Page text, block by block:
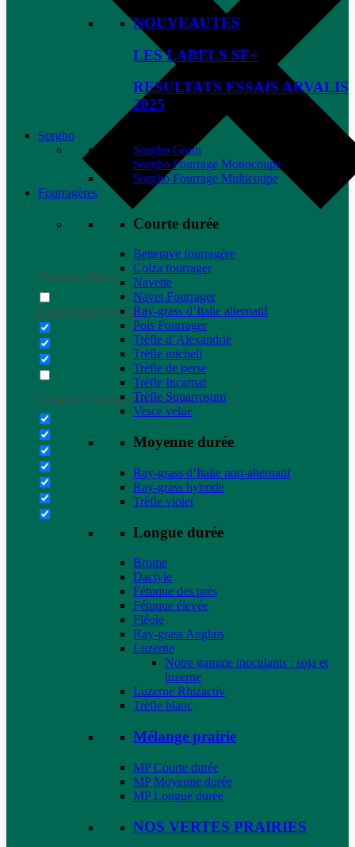
Generic filters
Exact matches only
Filter by Custom Post Type
NOUVEAUTES
LES LABELS SF+
RESULTATS ESSAIS ARVALIS
2025
Sorgho
Sorgho Grain
Sorgho Fourrage Monocoupe
Sorgho Fourrage Multicoupe
Fourragères
Courte durée
Betterave fourragère
Colza fourrager
Navette
Navet Fourrager
Ray-grass d’Italie alternatif
Pois Fourrager
Trèfle d’Alexandrie
Trèfle micheli
Trèfle de perse
Trèfle Incarnat
Trèfle Squarrosum
Vesce velue
Moyenne durée
Ray-grass d’Italie non-alternatif
Ray-grass hybride
Trèfle violet
Longue durée
Brome
Dactyle
Fétuque des prés
Fétuque élevée
Fléole
Ray-grass Anglais
Luzerne
Notre gamme inoculants : soja et
luzerne
Luzerne Rhizactiv
Trèfle blanc
Mélange prairie
MP Courte durée
MP Moyenne durée
MP Longue durée
NOS VERTES PRAIRIES